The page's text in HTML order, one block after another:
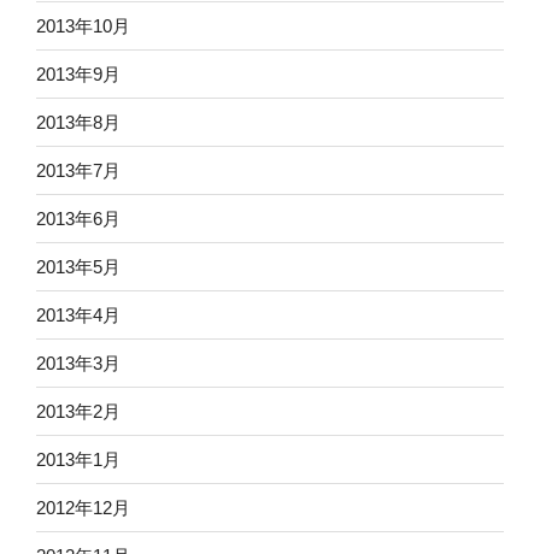
2013年10月
2013年9月
2013年8月
2013年7月
2013年6月
2013年5月
2013年4月
2013年3月
2013年2月
2013年1月
2012年12月